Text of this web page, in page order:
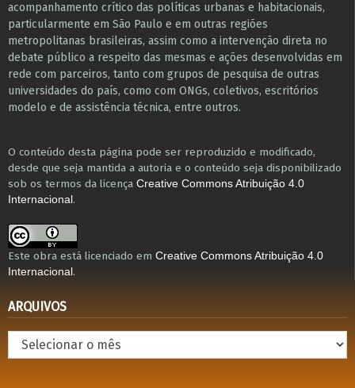
acompanhamento crítico das políticas urbanas e habitacionais,
particularmente em São Paulo e ​em outras regiões
metropolitanas brasileiras, assim como a intervenção direta no
debate público a respeito das mesmas e ações desenvolvidas em
r​e​de com parceiros, tanto com grupos de pesquisa ​de outras
universidades do país, como com ONGs, coletivos, escritórios
modelo e de assistência técnica​, entre outros​.
O conteúdo desta página pode ser reproduzido e modificado,
desde que seja mantida a autoria e o conteúdo seja disponibilizado
sob os termos da licença Creative Commons Atribuição 4.0
Internacional .
Este obra está licenciado em Creative Commons Atribuição 4.0
Internacional .
ARQUIVOS
Arquivos